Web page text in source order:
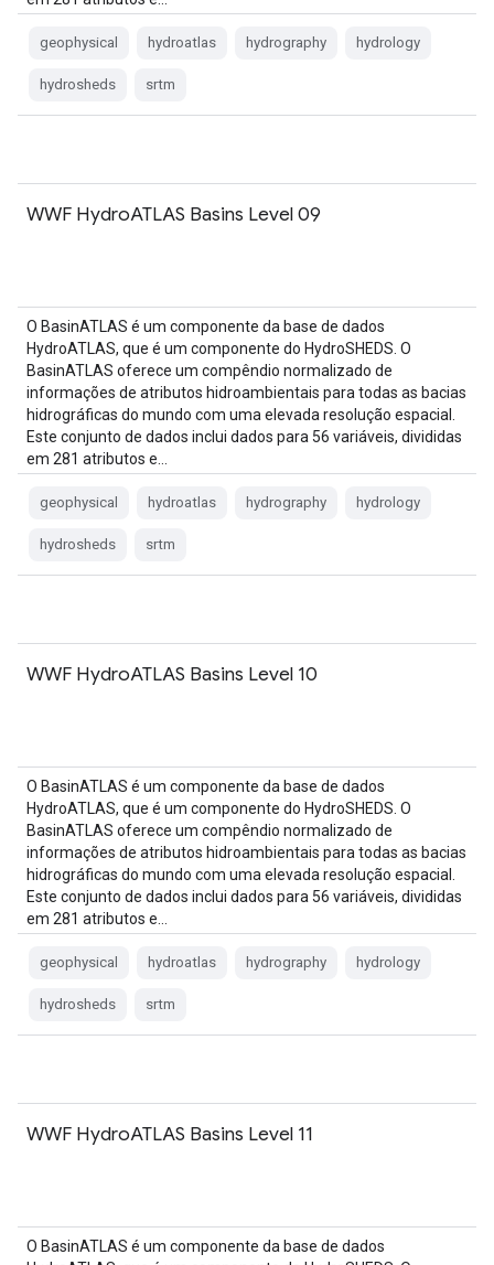
geophysical hydroatlas hydrography hydrology
hydrosheds srtm
WWF HydroATLAS Basins Level 09
O BasinATLAS é um componente da base de dados
HydroATLAS, que é um componente do HydroSHEDS. O
BasinATLAS oferece um compêndio normalizado de
informações de atributos hidroambientais para todas as bacias
hidrográficas do mundo com uma elevada resolução espacial.
Este conjunto de dados inclui dados para 56 variáveis, divididas
em 281 atributos e…
geophysical hydroatlas hydrography hydrology
hydrosheds srtm
WWF HydroATLAS Basins Level 10
O BasinATLAS é um componente da base de dados
HydroATLAS, que é um componente do HydroSHEDS. O
BasinATLAS oferece um compêndio normalizado de
informações de atributos hidroambientais para todas as bacias
hidrográficas do mundo com uma elevada resolução espacial.
Este conjunto de dados inclui dados para 56 variáveis, divididas
em 281 atributos e…
geophysical hydroatlas hydrography hydrology
hydrosheds srtm
WWF HydroATLAS Basins Level 11
O BasinATLAS é um componente da base de dados